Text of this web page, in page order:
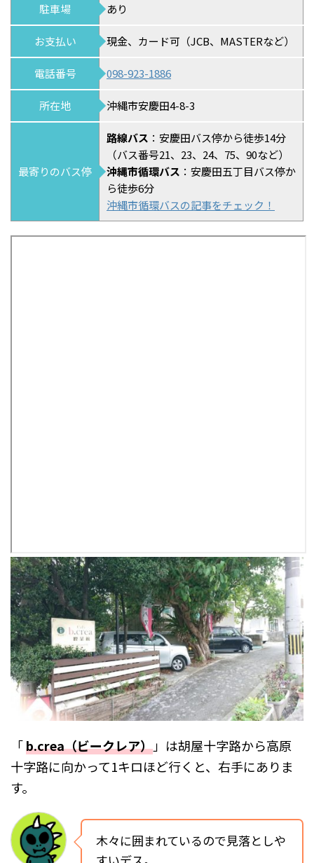
駐車場 あり
お支払い 現金、カード可（JCB、MASTERなど）
電話番号 098-923-1886
所在地 沖縄市安慶田4-8-3
最寄りのバス停
路線バス ：安慶田バス停から徒歩14分
（バス番号21、23、24、75、90など）
沖縄市循環バス ：安慶田五丁目バス停か
ら徒歩6分
沖縄市循環バスの記事をチェック！
「b.crea（ビークレア）」は胡屋十字路から高原
十字路に向かって1キロほど行くと、右手にありま
す。
木々に囲まれているので見落としや